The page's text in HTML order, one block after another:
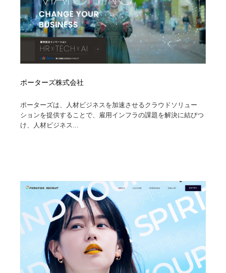
ポーターズ株式会社
ポーターズは、人材ビジネスを加速させるクラウドソリュー
ションを提供することで、雇用インフラの課題を解決に結びつ
け、人材ビジネス...